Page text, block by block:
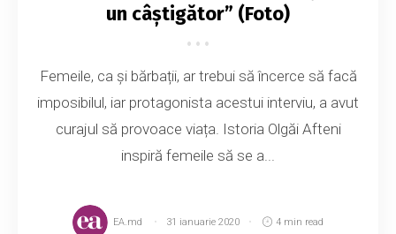
un câștigător” (Foto)
Femeile, ca și bărbații, ar trebui să încerce să facă
imposibilul, iar protagonista acestui interviu, a avut
curajul să provoace viața. Istoria Olgăi Afteni
inspiră femeile să se a...
EA.md 31 ianuarie 2020 4 min read